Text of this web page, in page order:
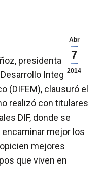
Abr
7
2014
presidenta
Integral de
(DIFEM), clausuró el
realizó con titulares
DIF, donde se
mejor los
mejores
que viven en